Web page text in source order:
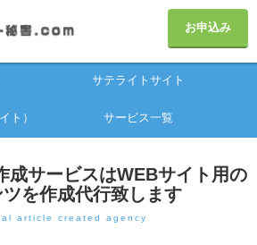
お申込み
サテライトサイト
ト） サービス一覧
成サービスはWEBサイト用の
ツを作成代行致します
article created agency